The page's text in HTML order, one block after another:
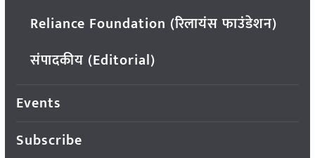
Reliance Foundation (रिलायंस फाउंडेशन)
संपादकीय (Editorial)
Events
Subscribe